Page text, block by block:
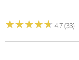
★★★★★
★★★★★ 4.7 (33)